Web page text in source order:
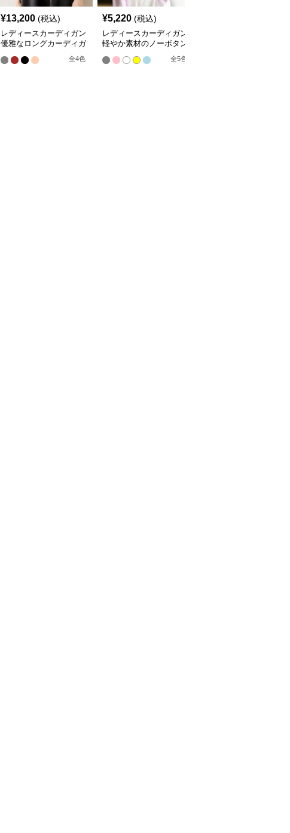
¥13,200 (税込)
レディースカーディガン
優雅なロングカーディガ
全4色
¥5,220 (税込)
レディースカーディガン
軽やか素材のノーボタン
ゆったりシルエットカー
ディガン
全5色